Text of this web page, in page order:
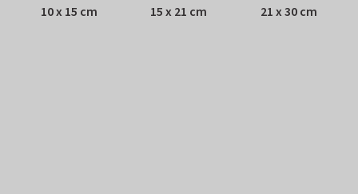
10 x 15 cm 15 x 21 cm 21 x 30 cm